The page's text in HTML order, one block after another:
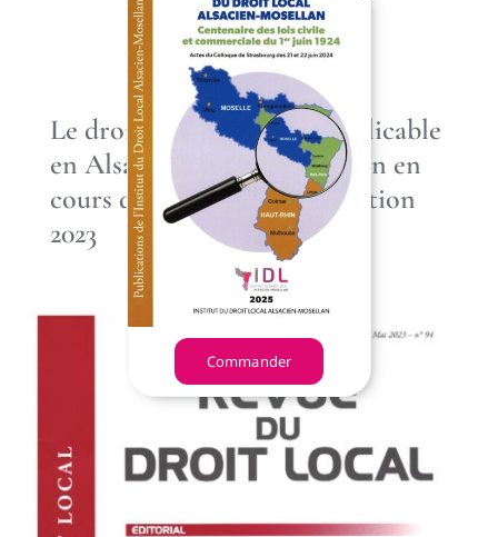
Le droit local du travail applicable
en Alsace-Moselle, 5e Edition en
cours de préparation – parution
2023
Commander